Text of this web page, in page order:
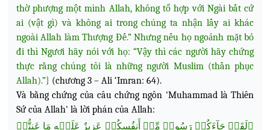
thờ phượng một mình Allah, không tổ hợp với Ngài bất cứ
ai (vật gì) và không ai trong chúng ta nhận lấy ai khác
ngoài Allah làm Thượng Đế.” Nhưng nếu họ ngoảnh mặt bỏ
đi thì Ngươi hãy nói với họ: “Vậy thì các người hãy chứng
thực rằng chúng tôi là những người Muslim (thần phục
Allah).”} (chương 3 – Ali ‘Imran: 64).
Và bằng chứng của câu chứng ngôn 'Muhammad là Thiên
Sứ của Allah' là lời phán của Allah:
﴿لَقَدۡ جَآءَكُمۡ رَسُولٞ مِّنۡ أَنفُسِكُمۡ عَزِيزٌ عَلَيۡهِ مَا عَنِتُّمۡ